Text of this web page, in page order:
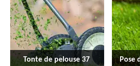
Tonte de pelouse 37
Pose